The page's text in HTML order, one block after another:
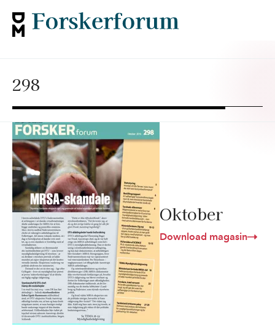
298
Oktober
Download magasin